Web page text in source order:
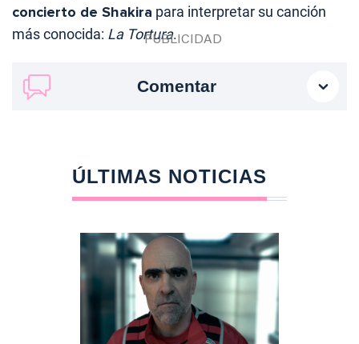
concierto de Shakira para interpretar su canción
más conocida: La Tortura.
Comentar
ÚLTIMAS NOTICIAS